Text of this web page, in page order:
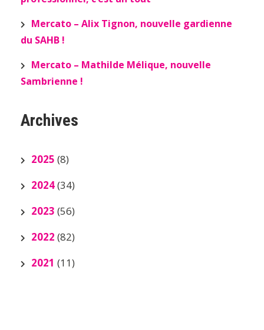
Mercato – Alix Tignon, nouvelle gardienne
du SAHB !
Mercato – Mathilde Mélique, nouvelle
Sambrienne !
Archives
2025 (8)
2024(34)
2023 (56)
2022 (82)
2021 (11)